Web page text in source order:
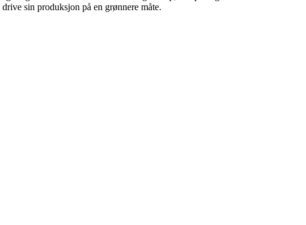
sin produksjon på en grønnere måte.